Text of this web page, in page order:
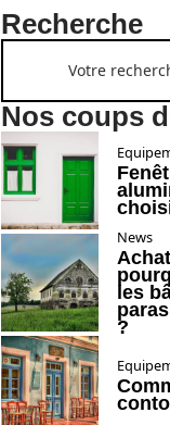
Recherche
Nos coups
News
les
?